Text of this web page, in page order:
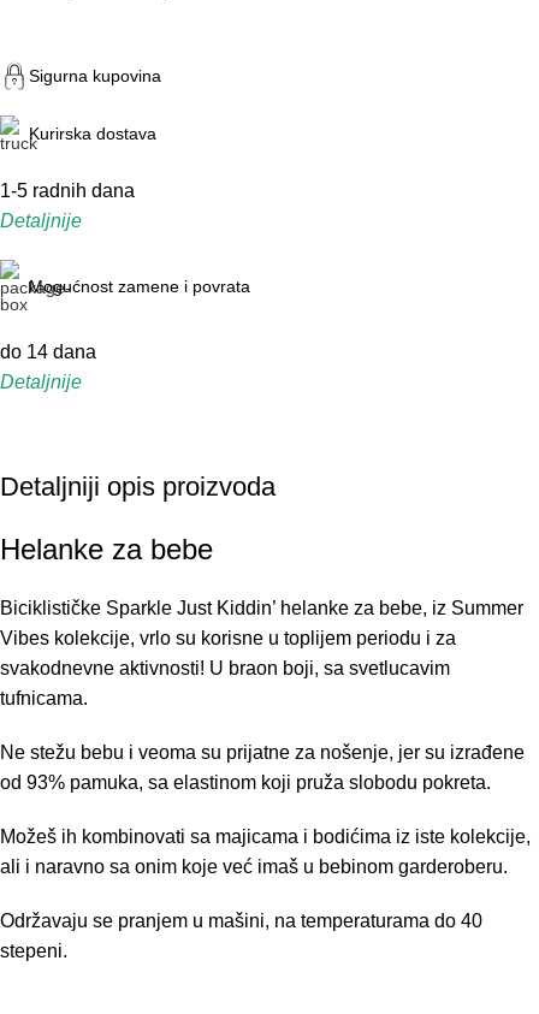
Sigurna kupovina
Kurirska dostava
1-5 radnih dana
Detaljnije
Mogućnost zamene i povrata
do 14 dana
Detaljnije
Detaljniji opis proizvoda
Helanke za bebe
Biciklističke Sparkle Just Kiddin’ helanke za bebe, iz Summer
Vibes kolekcije, vrlo su korisne u toplijem periodu i za
svakodnevne aktivnosti! U braon boji, sa svetlucavim
tufnicama.
Ne stežu bebu i veoma su prijatne za nošenje, jer su izrađene
od 93% pamuka, sa elastinom koji pruža slobodu pokreta.
Možeš ih kombinovati sa majicama i bodićima iz iste kolekcije,
ali i naravno sa onim koje već imaš u bebinom garderoberu.
Održavaju se pranjem u mašini, na temperaturama do 40
stepeni.